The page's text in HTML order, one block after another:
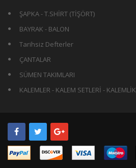
ŞAPKA - T.SHİRT (TİŞÖRT)
BAYRAK - BALON
Tarihsiz Defterler
ÇANTALAR
SÜMEN TAKIMLARI
KALEMLER - KALEM SETLERİ - KALEMLİK